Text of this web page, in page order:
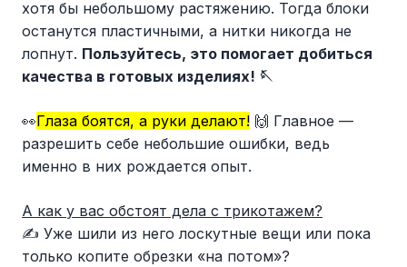
хотя бы небольшому растяжению. Тогда блоки
останутся пластичными, а нитки никогда не
лопнут. Пользуйтесь, это помогает добиться
качества в готовых изделиях! 🪡
👀Глаза боятся, а руки делают! 🙌 Главное —
разрешить себе небольшие ошибки, ведь
именно в них рождается опыт.
А как у вас обстоят дела с трикотажем?
✍️ Уже шили из него лоскутные вещи или пока
только копите обрезки «на потом»?